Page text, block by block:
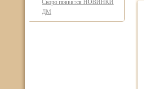
Скоро появятся НОВИНКИ
ДМ